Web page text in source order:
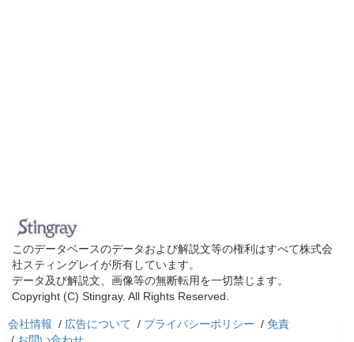
このデータベースのデータおよび解説文等の権利はすべて株式会
社スティングレイが所有しています。
データ及び解説文、画像等の無断転用を一切禁じます。
Copyright (C) Stingray. All Rights Reserved.
会社情報 / 広告について / プライバシーポリシー / 免責